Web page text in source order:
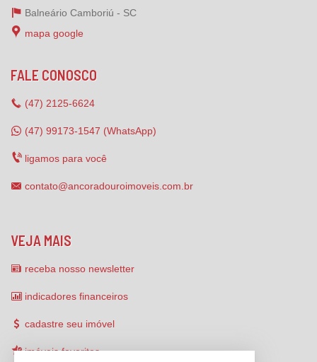
Balneário Camboriú - SC
mapa google
FALE CONOSCO
(47) 2125-6624
(47) 99173-1547 (WhatsApp)
ligamos para você
contato@ancoradouroimoveis.com.br
VEJA MAIS
receba nosso newsletter
indicadores financeiros
cadastre seu imóvel
imóveis favoritos